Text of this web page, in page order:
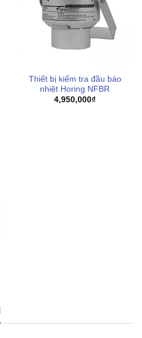
Thiết bị kiểm tra đầu báo
nhiệt Horing NFBR
4,950,000₫